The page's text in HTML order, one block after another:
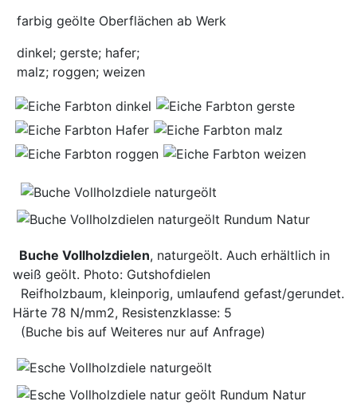
farbig geölte Oberflächen ab Werk
dinkel; gerste; hafer;
malz; roggen; weizen
Buche Vollholzdielen, naturgeölt. Auch erhältlich in
weiß geölt. Photo: Gutshofdielen
Reifholzbaum, kleinporig, umlaufend gefast/gerundet.
Härte 78 N/mm2, Resistenzklasse: 5
(Buche bis auf Weiteres nur auf Anfrage)